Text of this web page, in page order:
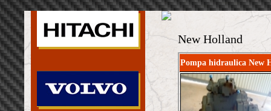
New Holland
Pompa hidraulica New